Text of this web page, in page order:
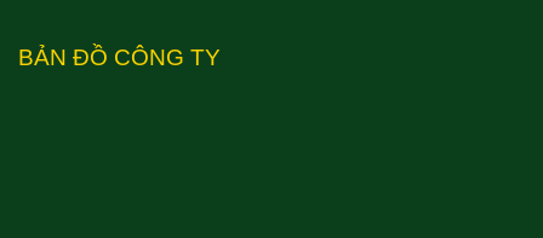
BẢN ĐỒ CÔNG TY